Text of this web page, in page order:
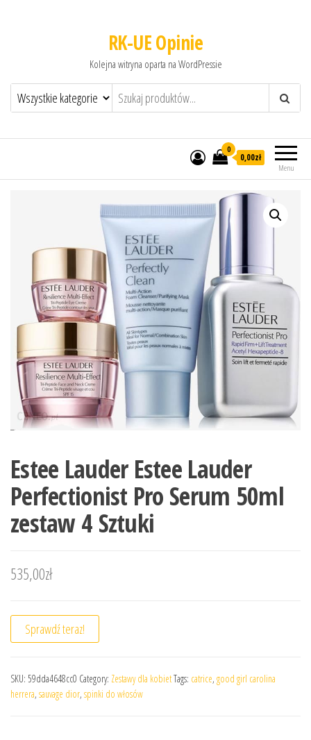
RK-UE Opinie
Kolejna witryna oparta na WordPressie
Menu
0
0,00zł
Estee Lauder Estee Lauder
Perfectionist Pro Serum 50ml
zestaw 4 Sztuki
535,00zł
Sprawdź teraz!
SKU: 59dda4648cc0 Category: Zestawy dla kobietTags: catrice, good girl carolina
herrera, sauvage dior, spinki do włosów